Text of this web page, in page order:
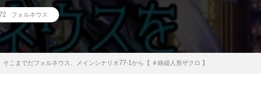
フォルネウス
そこまでだフォルネウス、メインシナリオ77-1から【 ＃絡繰人形ザクロ 】